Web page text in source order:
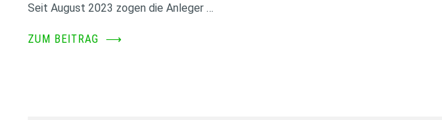
Seit August 2023 zogen die Anleger …
ZUM BEITRAG ⟶